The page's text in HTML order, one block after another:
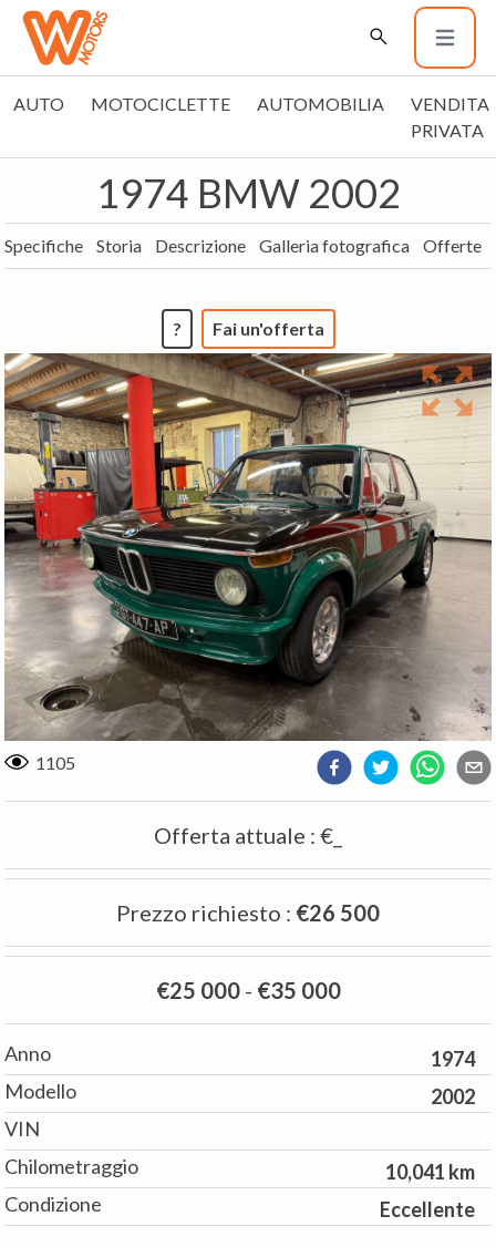
AUTO MOTOCICLETTE AUTOMOBILIA
VENDITA
PRIVATA
1974 BMW 2002
Specifiche Storia Descrizione Galleria fotografica Offerte
? Fai un'offerta
1105
Offerta attuale : €_
Prezzo richiesto : €26 500
€25 000- €35 000
Anno
1974
Modello
2002
VIN
Chilometraggio
10,041 km
Condizione
Eccellente